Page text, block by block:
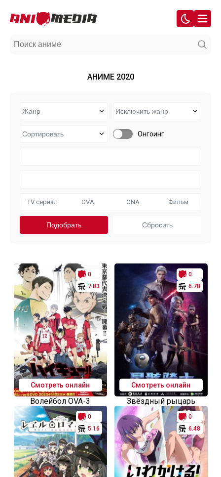
АНИМЕ 2020
Онгоинг
TV сериал OVA ONA Фильм
0
7.83
Смотреть онлайн
Волейбол OVA-3
0
6.78
Смотреть онлайн
Звёздный рыцарь
0
5.16
0
6.48